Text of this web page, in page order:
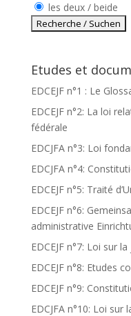
les deux / beide
Etudes et
EDCEJF n°1 : Le
EDCEJF n°2: La loi
fédérale
EDCJFA n°3: Loi
EDCJFA n°4:
EDCEJF n°5: Traité
EDCEJF n°6:
administrative
EDCEJF n°7: Loi sur
EDCEJF n°8: Etudes
EDCEJF n°9:
EDCJFA n°10: Loi